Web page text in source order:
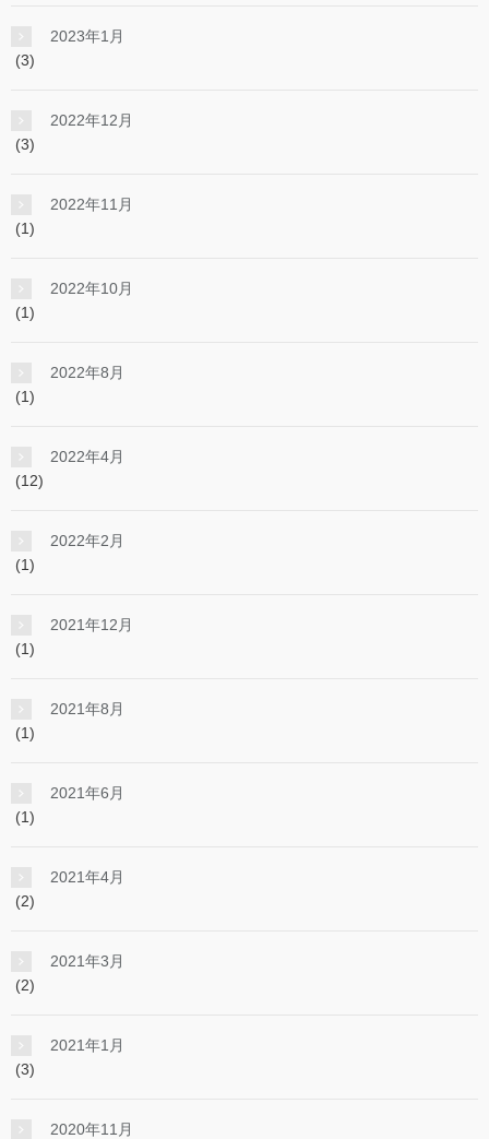
2023年1月
(3)
2022年12月
(3)
2022年11月
(1)
2022年10月
(1)
2022年8月
(1)
2022年4月
(12)
2022年2月
(1)
2021年12月
(1)
2021年8月
(1)
2021年6月
(1)
2021年4月
(2)
2021年3月
(2)
2021年1月
(3)
2020年11月